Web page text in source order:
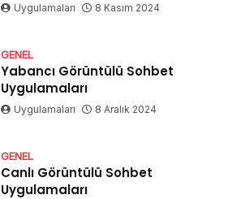
Uygulamaları 8 Kasım 2024
GENEL
Yabancı Görüntülü Sohbet
Uygulamaları
Uygulamaları 8 Aralık 2024
GENEL
Canlı Görüntülü Sohbet
Uygulamaları